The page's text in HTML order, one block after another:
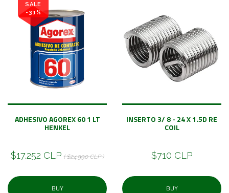
SALE
-31%
ADHESIVO AGOREX 60 1 LT
HENKEL
$17.252 CLP ( $24.990 CLP )
BUY
INSERTO 3/ 8 - 24 X 1.5D RE
COIL
$710 CLP
BUY